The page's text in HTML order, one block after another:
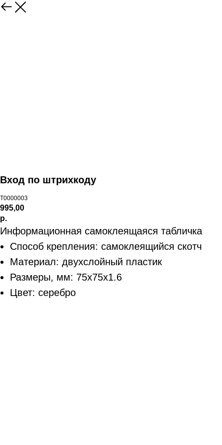
Вход по штрихкоду
T0000003
995,00
р.
Информационная самоклеящаяся табличка
Способ крепления: самоклеящийся скотч
Материал: двухслойный пластик
Размеры, мм: 75х75х1.6
Цвет: серебро